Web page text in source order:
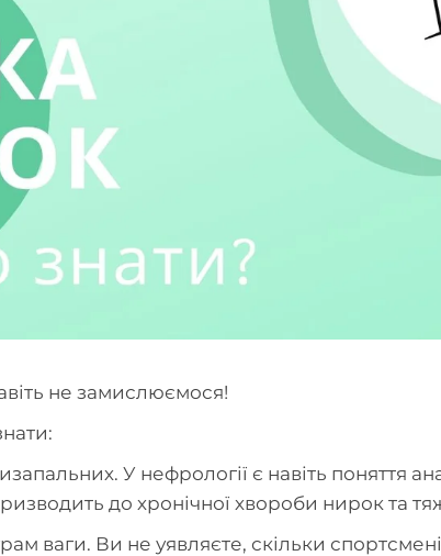
не замислюємося!
У нефрології є навіть поняття
до хронічної хвороби нирок та
ваги. Ви не уявляєте, скільки